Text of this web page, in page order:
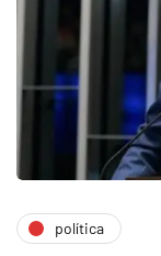
política